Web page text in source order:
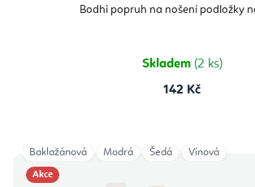
Bodhi popruh na nošení podložky
je
Skladem (2 ks)
142 Kč
Akce
Baklažánová Modrá Šedá Vínová